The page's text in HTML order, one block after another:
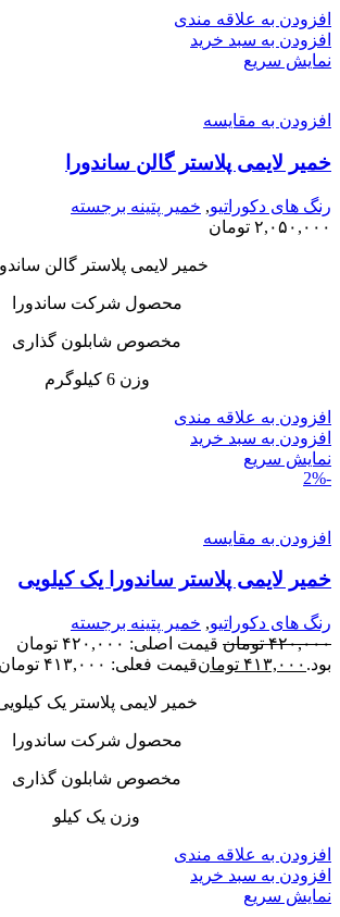
افزودن به علاقه مندی
افزودن به سبد خرید
نمایش سریع
افزودن به مقایسه
خمیر لایمی پلاستر گالن ساندورا
رنگ های دکوراتیو, خمیر پتینه برجسته
۲,۰۵۰,۰۰۰ تومان
خمیر لایمی پلاستر گالن
محصول شرکت ساندورا
مخصوص شابلون گذاری
وزن 6 کیلوگرم
افزودن به علاقه مندی
افزودن به سبد خرید
نمایش سریع
-2%
افزودن به مقایسه
خمیر لایمی پلاستر ساندورا یک کیلویی
رنگ های دکوراتیو, خمیر پتینه برجسته
۴۲۰,۰۰۰ تومان
قیمت اصلی: ۴۲۰,۰۰۰ تومان
بود. ۴۱۳,۰۰۰ تومانقیمت فعلی: ۴۱۳,۰۰۰ تومان.
خمیر لایمی پلاستر یک
محصول شرکت ساندورا
مخصوص شابلون گذاری
وزن یک کیلو
افزودن به علاقه مندی
افزودن به سبد خرید
نمایش سریع